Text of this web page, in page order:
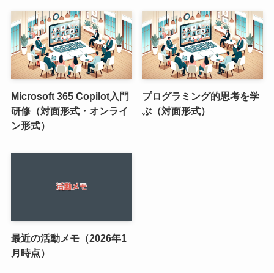
Microsoft 365 Copilot入門
研修（対面形式・オンライ
ン形式）
プログラミング的思考を学
ぶ（対面形式）
最近の活動メモ（2026年1
月時点）